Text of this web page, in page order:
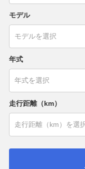
モデル
年式
走行距離（km）